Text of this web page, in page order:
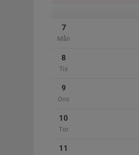
7
Mån
8
Tis
9
Ons
10
Tor
11